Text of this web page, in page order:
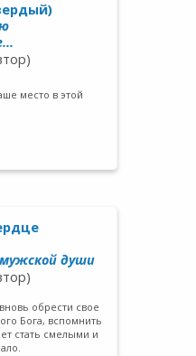
место в этой
души
обрести свое
Бога, вспомнить
стать смелыми и